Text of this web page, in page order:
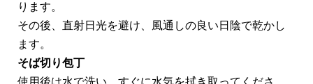
ります。
その後、直射日光を避け、風通しの良い日陰で乾かし
ます。
そば切り包丁